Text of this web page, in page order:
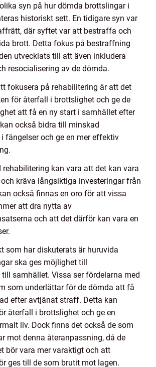
syn på hur dömda brottslingar i
historiskt sett. En tidigare syn var
där syftet var att bestraffa och
brott. Detta fokus på bestraffning
utvecklats till att även inkludera
resocialisering av de dömda.
fokusera på rehabilitering är att det
för återfall i brottslighet och ge de
att få en ny start i samhället efter
också bidra till minskad
fängelser och ge en mer effektiv
rehabilitering kan vara att det kan vara
kräva långsiktiga investeringar från
också finnas en oro för att vissa
att dra nytta av
och att det därför kan vara en
som har diskuterats är huruvida
ska ges möjlighet till
samhället. Vissa ser fördelarna med
som underlättar för de dömda att få
efter avtjänat straff. Detta kan
återfall i brottslighet och ge en
liv. Dock finns det också de som
mot denna återanpassning, då de
bör vara mer varaktigt och att
ges till de som brutit mot lagen.